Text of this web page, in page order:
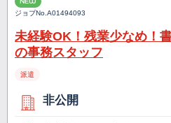
ジョブNo.A01494093
未経験OK！残業少なめ！
の事務スタッフ
派遣
非公開